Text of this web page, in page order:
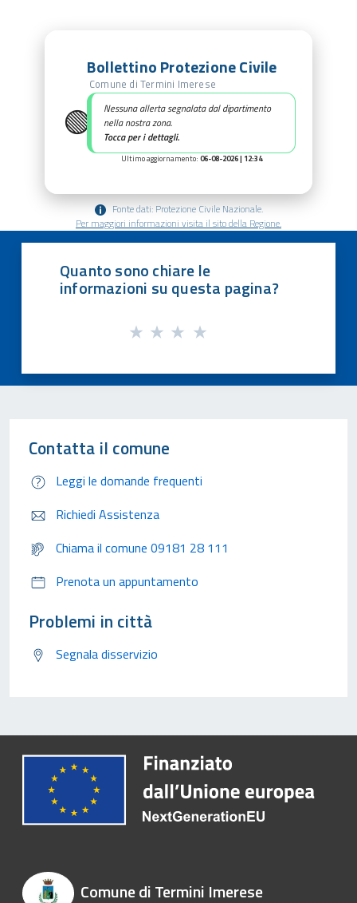
🟢
Bollettino Protezione Civile
Comune di Termini Imerese
Nessuna allerta segnalata dal dipartimento
nella nostra zona.
Tocca per i dettagli.
Ultimo aggiornamento: 06-08-2026 | 12:34
Fonte dati: Protezione Civile Nazionale.
Per maggiori informazioni visita il sito della Regione.
Quanto sono chiare le
informazioni su questa pagina?
Contatta il comune
Leggi le domande frequenti
Richiedi Assistenza
Chiama il comune 09181 28 111
Prenota un appuntamento
Problemi in città
Segnala disservizio
Comune di Termini Imerese